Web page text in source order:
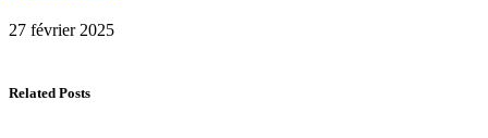
27 février 2025
Related Posts